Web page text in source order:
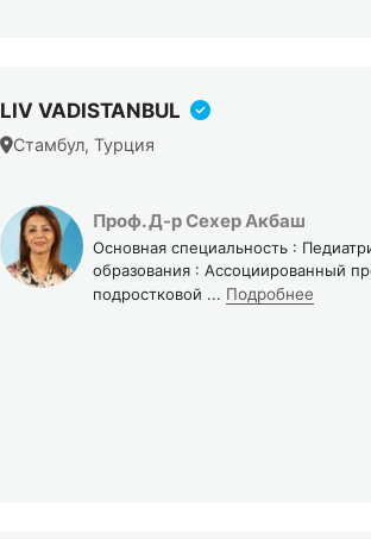
LIV VADISTANBUL
Стамбул, Турция
Проф. Д-р Сехер Акбаш
Основная специальность :
образования : Ассоциированный
подростковой ... Подробнее